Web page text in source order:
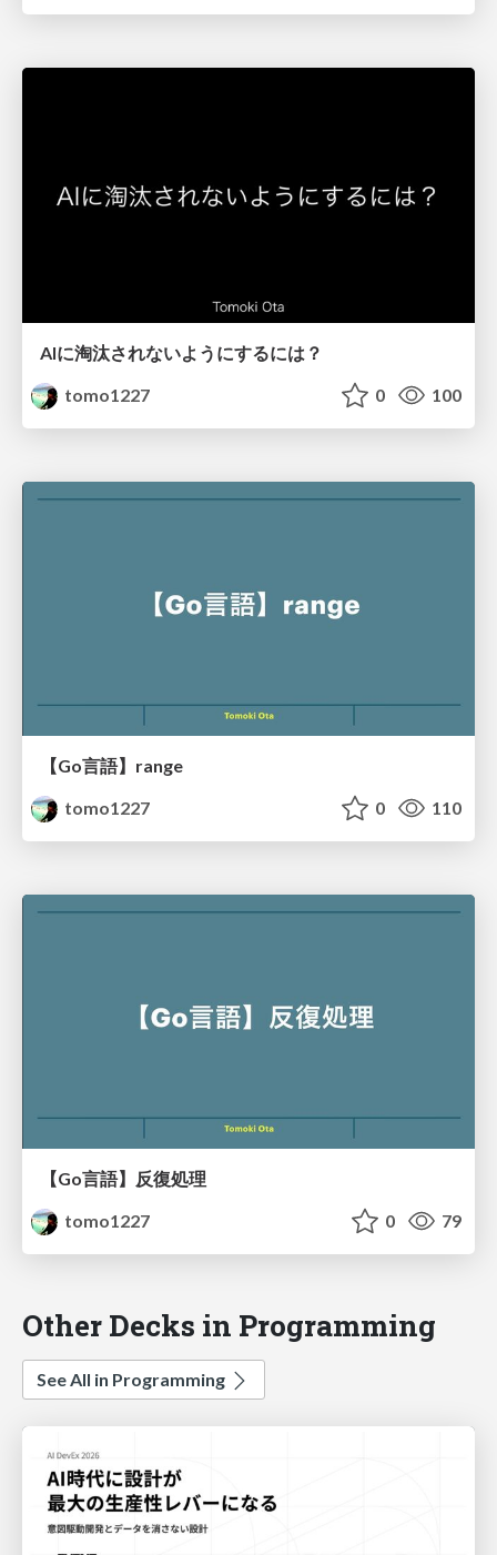
AIに淘汰されないようにするには？
tomo1227
0 100
【Go言語】range
tomo1227
0 110
【Go言語】反復処理
tomo1227
0 79
Other Decks in Programming
See All in Programming